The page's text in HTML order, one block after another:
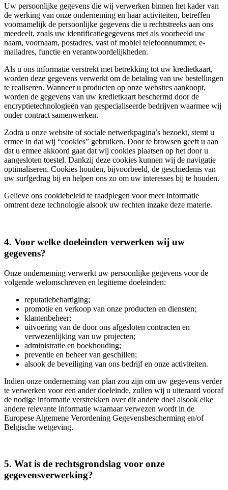
Uw persoonlijke gegevens die wij verwerken binnen het kader van
de werking van onze onderneming en haar activiteiten, betreffen
voornamelijk de persoonlijke gegevens die u rechtstreeks aan ons
meedeelt, zoals uw identificatiegegevens met als voorbeeld uw
naam, voornaam, postadres, vast of mobiel telefoonnummer, e-
mailadres, functie en verantwoordelijkheden.
Als u ons informatie verstrekt met betrekking tot uw kredietkaart,
worden deze gegevens verwerkt om de betaling van uw bestellingen
te realiseren. Wanneer u producten op onze websites aankoopt,
worden de gegevens van uw kredietkaart beschermd door de
encryptietechnologieën van gespecialiseerde bedrijven waarmee wij
onder contract samenwerken.
Zodra u onze website of sociale netwerkpagina’s bezoekt, stemt u
ermee in dat wij “cookies” gebruiken. Door te browsen geeft u aan
dat u ermee akkoord gaat dat wij cookies plaatsen op het door u
aangesloten toestel. Dankzij deze cookies kunnen wij de navigatie
optimaliseren. Cookies houden, bijvoorbeeld, de geschiedenis van
uw surfgedrag bij en helpen ons zo om uw interesses bij te houden.
Gelieve ons cookiebeleid te raadplegen voor meer informatie
omtrent deze technologie alsook uw rechten inzake deze materie.
4. Voor welke doeleinden verwerken wij uw
gegevens?
Onze onderneming verwerkt uw persoonlijke gegevens voor de
volgende welomschreven en legitieme doeleinden:
reputatiebehartiging;
promotie en verkoop van onze producten en diensten;
klantenbeheer;
uitvoering van de door ons afgesloten contracten en
verwezenlijking van uw projecten;
administratie en boekhouding;
preventie en beheer van geschillen;
alsook de beveiliging van ons bedrijf en onze activiteiten.
Indien onze onderneming van plan zou zijn om uw gegevens verder
te verwerken voor een ander doeleinde, zullen wij u uiteraard vooraf
de nodige informatie verstrekken over dit andere doel alsook elke
andere relevante informatie waarnaar verwezen wordt in de
Europese Algemene Verordening Gegevensbescherming en/of
Belgische wetgeving.
5. Wat is de rechtsgrondslag voor onze
gegevensverwerking?